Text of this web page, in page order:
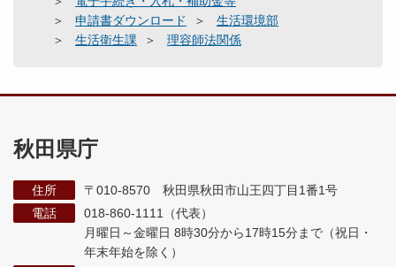
申請書ダウンロード
生活環境部
生活衛生課
理容師法関係
秋田県庁
住所
〒010-8570 秋田県秋田市山王四丁目1番1号
電話
018-860-1111（代表）
月曜日～金曜日 8時30分から17時15分まで （祝日・
年末年始を除く）